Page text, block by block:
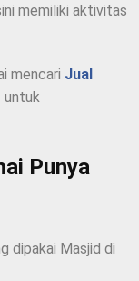
memiliki aktivitas
mencari Jual
untuk
Punya
dipakai Masjid di